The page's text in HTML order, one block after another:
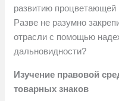
развитию процветающей
Разве не разумно
отрасли с помощью
дальновидности?
Изучение правовой
товарных знаков